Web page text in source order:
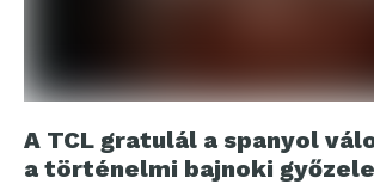
A TCL gratulál a spanyol
a történelmi bajnoki